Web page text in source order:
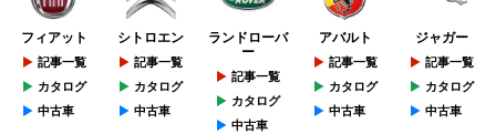
フィアット
記事一覧
カタログ
中古車
シトロエン
記事一覧
カタログ
中古車
ランドローバ
ー
記事一覧
カタログ
中古車
アバルト
記事一覧
カタログ
中古車
ジャガー
記事一覧
カタログ
中古車